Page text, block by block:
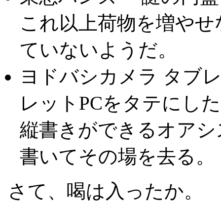
これ以上荷物を増や
ていないようだ。
ヨドバシカメラ タブ
レットPCをタテにし
縦書きができるオア
書いてその場を去る。
さて、喝は入ったか。